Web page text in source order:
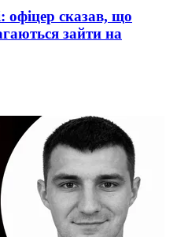
офіцер сказав, що
зайти на